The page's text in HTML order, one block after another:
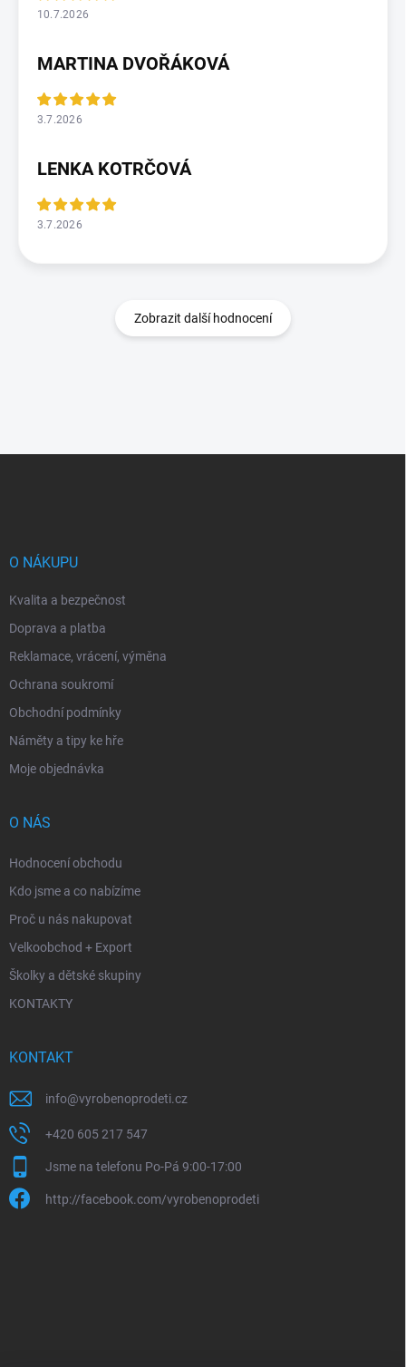
10.7.2026
MARTINA DVOŘÁKOVÁ
3.7.2026
LENKA KOTRČOVÁ
3.7.2026
Zobrazit další hodnocení
O NÁKUPU
Kvalita a bezpečnost
Doprava a platba
Reklamace, vrácení, výměna
Ochrana soukromí
Obchodní podmínky
Náměty a tipy ke hře
Moje objednávka
O NÁS
Hodnocení obchodu
Kdo jsme a co nabízíme
Proč u nás nakupovat
Velkoobchod + Export
Školky a dětské skupiny
KONTAKTY
KONTAKT
info@vyrobenoprodeti.cz
+420 605 217 547
Jsme na telefonu Po-Pá 9:00-17:00
http://facebook.com/vyrobenoprodeti